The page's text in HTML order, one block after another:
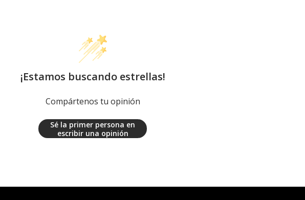
¡Estamos buscando estrellas!
Compártenos tu opinión
Sé la primer persona en
escribir una opinión